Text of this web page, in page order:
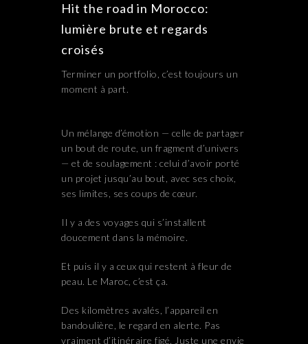
Hit the road in Morocco:
lumière brute et regards
croisés
Terminer un portfolio, c’est toujours un
moment à part.
Un mélange d’émotion — celle de partager
un bout de route, un fragment d’univers
— et de soulagement : celui d’avoir porté
un projet jusqu’au bout, avec ses choix,
ses limites, ses coups de cœur.
Il y a des voyages qui s’installent
doucement dans la mémoire.
Et puis il y a ceux qui restent à fleur de
peau. Le Maroc, c’est ça.
Des kilomètres avalés, l’appareil en
bandoulière, le regard en alerte. Pas
vraiment d’itinéraire figé. Juste une envie